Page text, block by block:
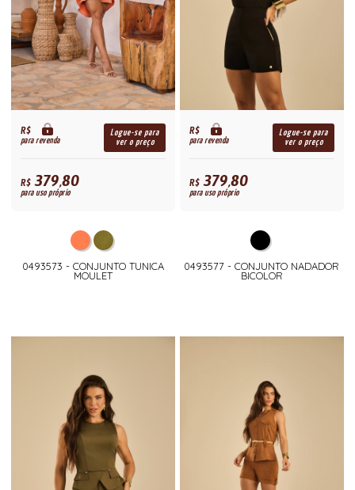
R$
para revenda
Logue-se para
ver o preço
R$379,80
para uso próprio
0493573 - CONJUNTO TUNICA
MOULET
R$
para revenda
Logue-se para
ver o preço
R$379,80
para uso próprio
0493577 - CONJUNTO NADADOR
BICOLOR